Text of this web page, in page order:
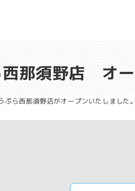
西那須野店 オ
ら西那須野店がオープンいたしました。